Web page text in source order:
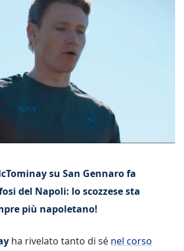
su San Gennaro fa
del Napoli: lo scozzese sta
più napoletano!
ha rivelato tanto di sé nel corso